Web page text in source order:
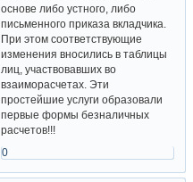
основе либо устного, либо
письменного приказа вкладчика.
При этом соответствующие
изменения вносились в таблицы
лиц, участвовавших во
взаиморасчетах. Эти
простейшие услуги образовали
первые формы безналичных
расчетов!!!
0